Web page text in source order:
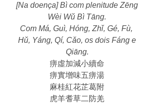
[Na doença] Bì com plenitude Zēng
Wèi Wǔ Bì Tāng.
Com Má, Guì, Hóng, Zhǐ, Gé, Fù,
Hǔ, Yáng, Qí, Cǎo, os dois Fáng e
Qiāng.
痹虛加減小續命
痹實增味五痹湯
麻桂紅花芷葛附
虎羊耆草二防羌